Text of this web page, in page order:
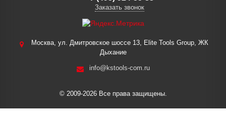
Заказать звонок
Москва, ул. Дмитровское шоссе 13, Elite Tools Group, ЖК
Дыхание
info@kstools-com.ru
© 2009-2026 Все права защищены.